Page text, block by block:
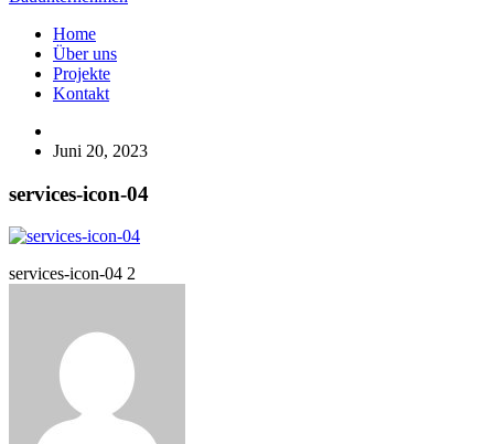
Home
Über uns
Projekte
Kontakt
Juni 20, 2023
services-icon-04
services-icon-04 2